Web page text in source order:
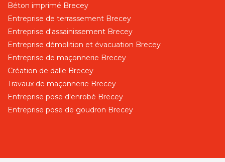
Béton imprimé Brecey
Entreprise de terrassement Brecey
Entreprise d'assainissement Brecey
Entreprise démolition et évacuation Brecey
Entreprise de maçonnerie Brecey
Création de dalle Brecey
Travaux de maçonnerie Brecey
Entreprise pose d'enrobé Brecey
Entreprise pose de goudron Brecey